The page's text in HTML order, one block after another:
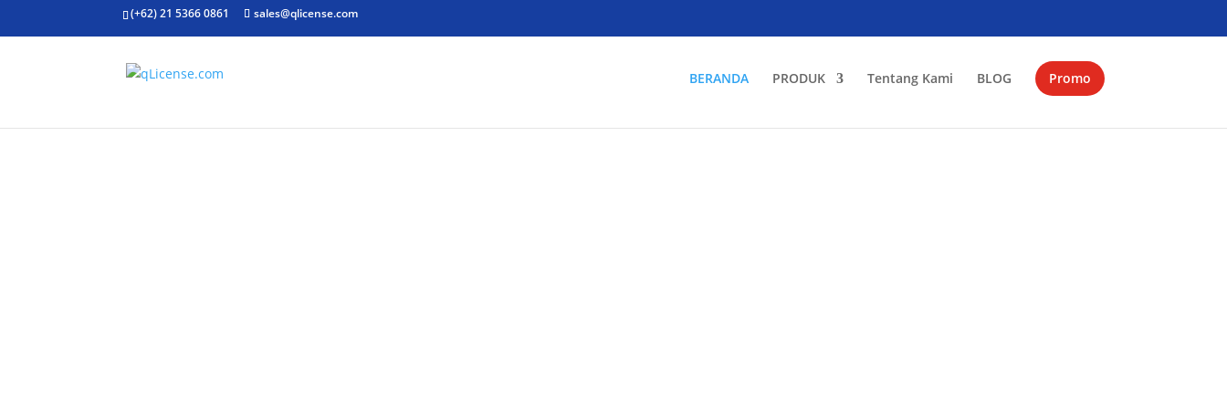
(+62) 21 5366 0861 sales@qlicense.com
BERANDA PRODUK Tentang Kami BLOG Promo